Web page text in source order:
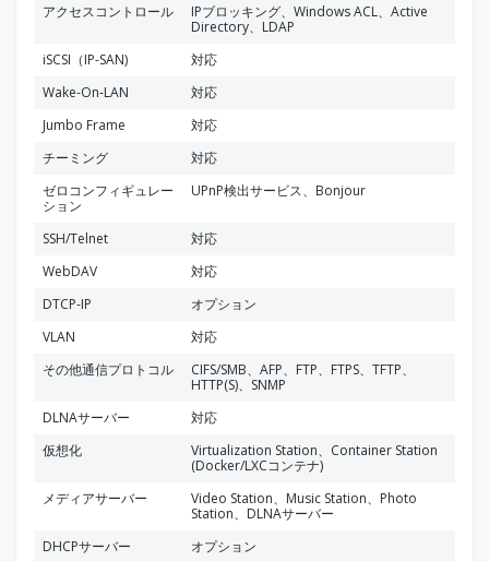
アクセスコントロール
IPブロッキング、Windows ACL、Active
Directory、LDAP
iSCSI（IP-SAN)
対応
Wake-On-LAN
対応
Jumbo Frame
対応
チーミング
対応
ゼロコンフィギュレー
ション
UPnP検出サービス、Bonjour
SSH/Telnet
対応
WebDAV
対応
DTCP-IP
オプション
VLAN
対応
その他通信プロトコル
CIFS/SMB、AFP、FTP、FTPS、TFTP、
HTTP(S)、SNMP
DLNAサーバー
対応
仮想化
Virtualization Station、Container Station
(Docker/LXCコンテナ)
メディアサーバー
Video Station、Music Station、Photo
Station、DLNAサーバー
DHCPサーバー
オプション